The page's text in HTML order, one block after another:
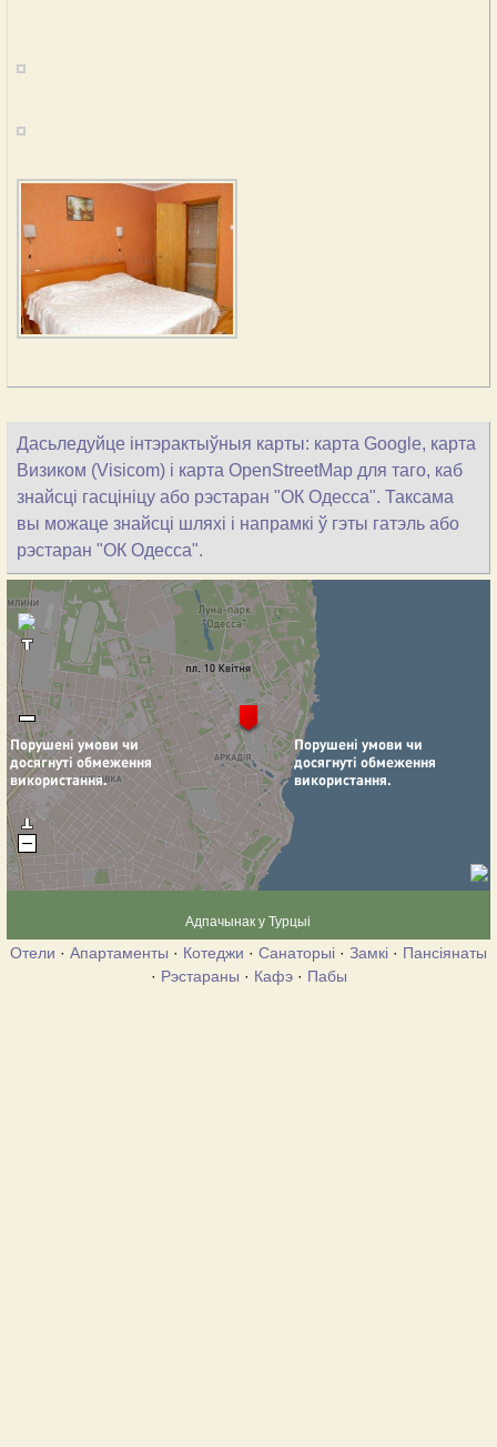
Дасьледуйце інтэрактыўныя карты: карта Google, карта
Визиком (Visicom) і карта OpenStreetMap для таго, каб
знайсці гасцініцу або рэстаран "ОК Одесса". Таксама
вы можаце знайсці шляхі і напрамкі ў гэты гатэль або
рэстаран "ОК Одесса".
Адпачынак у Турцыі
Отели · Апартаменты · Котеджи · Санаторыі · Замкі · Пансіянаты
· Рэстараны · Кафэ· Пабы